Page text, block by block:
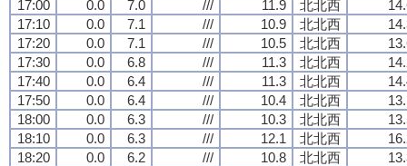
17:00
0.0 7.0 /// 11.9 北北西
17:10
0.0 7.1 /// 10.9 北北西
17:20
0.0 7.1 /// 10.5 北北西
17:30
0.0 6.8 /// 11.3 北北西
17:40
0.0 6.4 /// 11.3 北北西
17:50
0.0 6.4 /// 10.4 北北西
18:00
0.0 6.3 /// 10.3 北北西
18:10
0.0 6.3 /// 12.1 北北西
18:20
0.0 6.2 /// 10.8 北北西